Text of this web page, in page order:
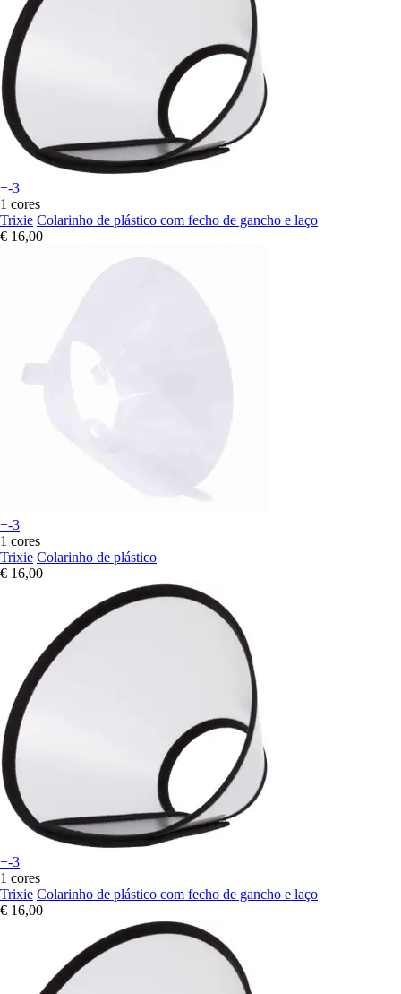
+-3
1 cores
Trixie Colarinho de plástico com fecho de gancho e laço
€ 16,00
+-3
1 cores
Trixie Colarinho de plástico
€ 16,00
+-3
1 cores
Trixie Colarinho de plástico com fecho de gancho e laço
€ 16,00